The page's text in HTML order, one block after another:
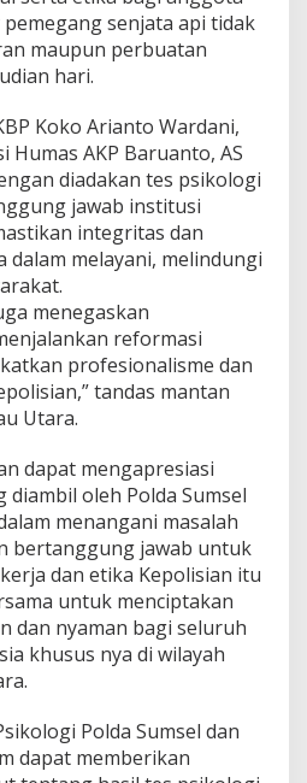
senjata api tidak
maupun perbuatan
hari.
Koko Arianto Wardani,
Humas AKP Baruanto, AS
diadakan tes psikologi
jawab institusi
integritas dan
melayani, melindungi
menegaskan
reformasi
profesionalisme dan
tandas mantan
Utara.
dapat mengapresiasi
oleh Polda Sumsel
menangani masalah
bertanggung jawab untuk
dan etika Kepolisian itu
untuk menciptakan
dan nyaman bagi seluruh
khusus nya di wilayah
Polda Sumsel dan
dapat memberikan